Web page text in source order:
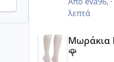
λαχανικα
λεπτά
Μωράκια Μαΐου 2026
Μωράκια
🌹